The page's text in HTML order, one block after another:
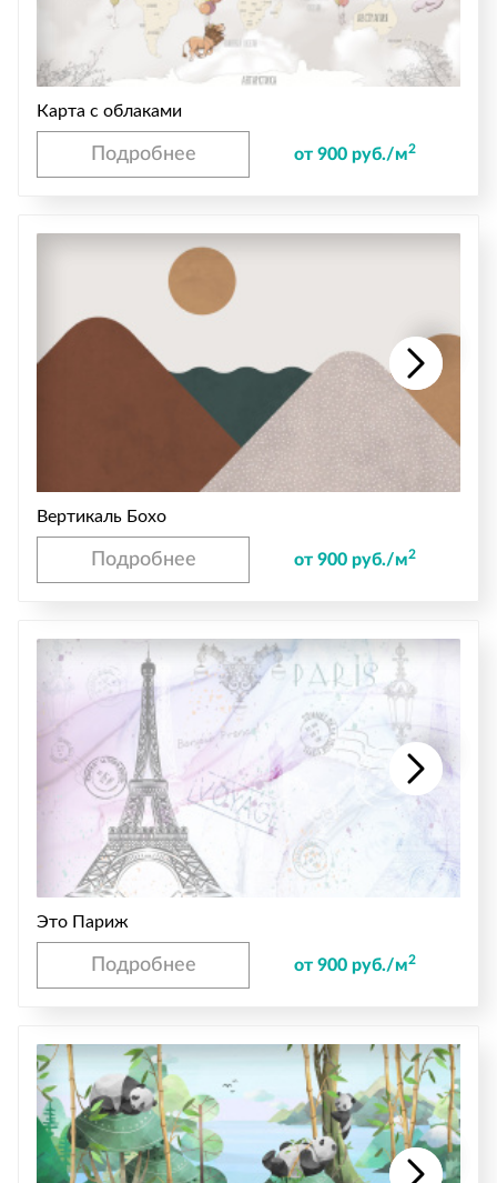
Карта с облаками
Подробнее от 900 руб./м2
Вертикаль Бохо
Подробнее от 900 руб./м2
Это Париж
Подробнее от 900 руб./м2